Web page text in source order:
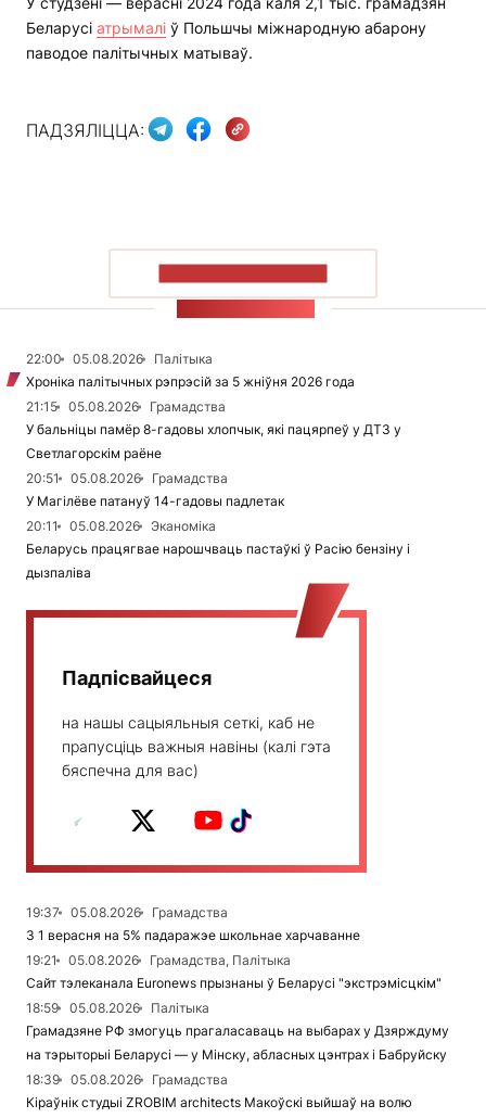
Беларусі атрымалі ў Польшчы міжнародную абарону
паводое палітычных матываў.
ПАДЗЯЛІЦЦА:
22:00 05.08.2026
Палітыка
Хроніка палітычных рэпрэсій за 5 жніўня 2026 года
21:15
05.08.2026
Грамадства
У бальніцы памёр 8-гадовы хлопчык, які пацярпеў у ДТЗ у
Светлагорскім раёне
20:51
05.08.2026
Грамадства
У Магілёве патануў 14-гадовы падлетак
20:11
05.08.2026
Эканоміка
Беларусь працягвае нарошчваць пастаўкі ў Расію бензіну і
дызпаліва
Падпісвайцеся
на нашы сацыяльныя сеткі, каб не
прапусціць важныя навіны (калі гэта
бяспечна для вас)
19:37 05.08.2026
Грамадства
З 1 верасня на 5% падаражэе школьнае харчаванне
19:21
05.08.2026
Грамадства, Палітыка
Сайт тэлеканала Euronews прызнаны ў Беларусі "экстрэмісцкім"
18:59
05.08.2026
Палітыка
Грамадзяне РФ змогуць прагаласаваць на выбарах у Дзярждуму
на тэрыторыі Беларусі — у Мінску, абласных цэнтрах і Бабруйску
18:39
05.08.2026
Грамадства
Кіраўнік студыі ZROBIM architects Макоўскі выйшаў на волю